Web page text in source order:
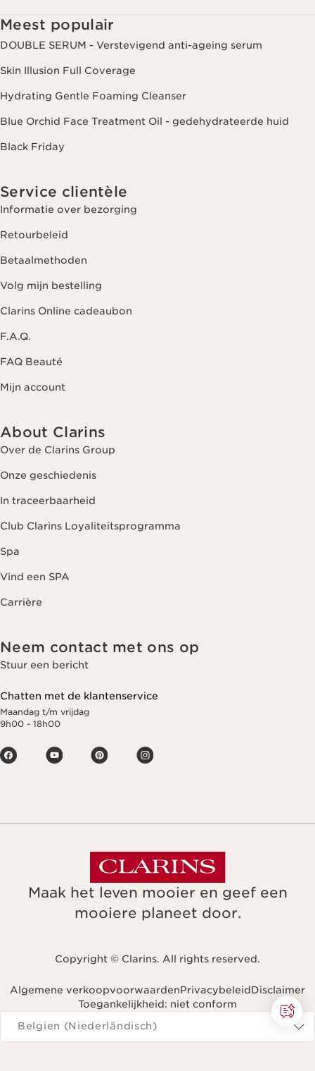
Meest populair
DOUBLE SERUM - Verstevigend anti-ageing serum
Skin Illusion Full Coverage
Hydrating Gentle Foaming Cleanser
Blue Orchid Face Treatment Oil - gedehydrateerde huid
Black Friday
Service clientèle
Informatie over bezorging
Retourbeleid
Betaalmethoden
Volg mijn bestelling
Clarins Online cadeaubon
F.A.Q.
FAQ Beauté
Mijn account
About Clarins
Over de Clarins Group
Onze geschiedenis
In traceerbaarheid
Club Clarins Loyaliteitsprogramma
Spa
Vind een SPA
Carrière
Neem contact met ons op
Stuur een bericht
Chatten met de klantenservice
Maandag t/m vrijdag
9h00 - 18h00
Maak het leven mooier en geef een
mooiere planeet door.
Copyright © Clarins. All rights reserved.
Algemene verkoopvoorwaardenPrivacybeleidDisclaimer
Toegankelijkheid: niet conform
Navigeren naar
Belgien (Niederländisch)